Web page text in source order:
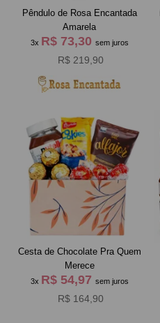
Pêndulo de Rosa Encantada
Amarela
3x R$ 73,30 sem juros
R$ 219,90
Cesta de Chocolate Pra Quem
Merece
3x R$ 54,97 sem juros
R$ 164,90